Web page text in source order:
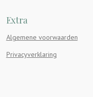
b
o
e
s
t
r
m
Extra
Algemene voorwaarden
Privacyverklaring